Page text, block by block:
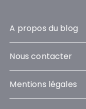
a
t
i
o
n
A propos du blog
Nous contacter
Mentions légales